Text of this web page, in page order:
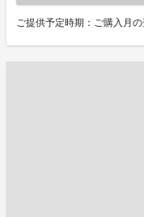
ご提供予定時期：ご購入月